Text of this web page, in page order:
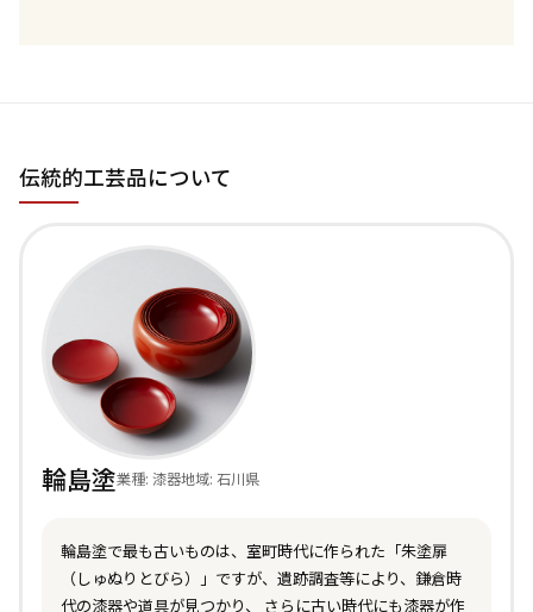
伝統的工芸品について
輪島塗業種: 漆器地域: 石川県
輪島塗で最も古いものは、室町時代に作られた「朱塗扉
（しゅぬりとびら）」ですが、遺跡調査等により、鎌倉時
代の漆器や道具が見つかり、 さらに古い時代にも漆器が作